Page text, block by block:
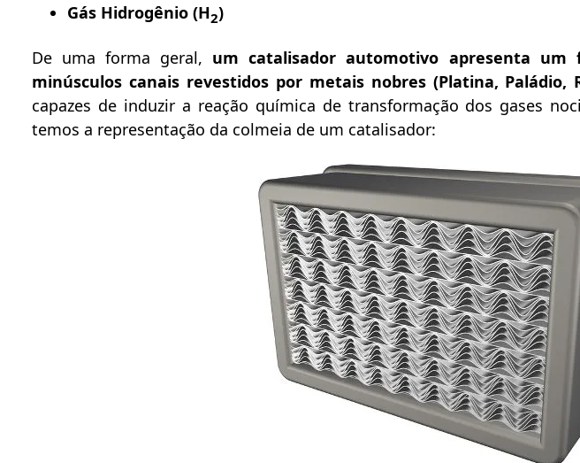
Gás Hidrogênio (H2)
De uma forma geral, um catalisador automotivo apresenta um
minúsculos canais revestidos por metais nobres (Platina, Paládio,
capazes de induzir a reação química de transformação dos gases
temos a representação da colmeia de um catalisador: